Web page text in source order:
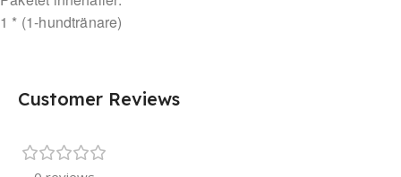
1 * (1-hundtränare)
Customer Reviews